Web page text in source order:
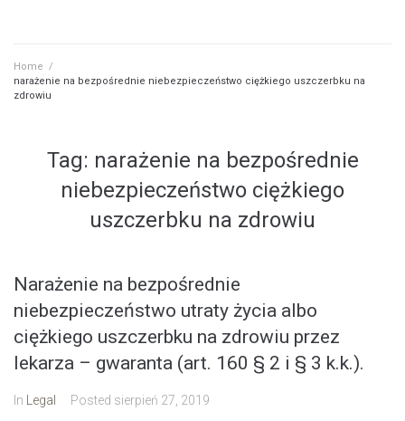
Home /
narażenie na bezpośrednie niebezpieczeństwo ciężkiego uszczerbku na
zdrowiu
Tag: narażenie na bezpośrednie
niebezpieczeństwo ciężkiego
uszczerbku na zdrowiu
Narażenie na bezpośrednie
niebezpieczeństwo utraty życia albo
ciężkiego uszczerbku na zdrowiu przez
lekarza – gwaranta (art. 160 § 2 i § 3 k.k.).
In Legal Posted sierpień 27, 2019